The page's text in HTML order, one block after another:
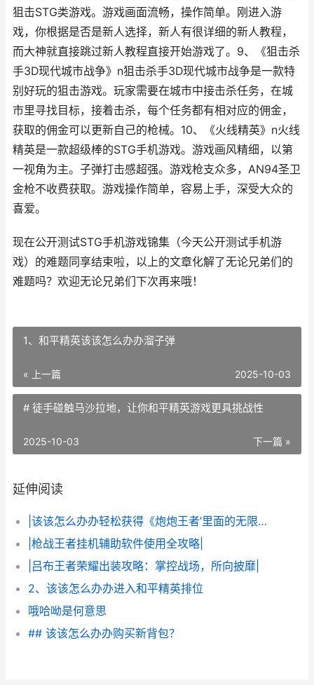
狙击STG类游戏。游戏画面流畅，操作简单。刚进入游
戏，你根据是否是新人选择，新人有很详细的新人教程，
而大神就直接跳过新人教程直接开始游戏了。9、《狙击杀
手3D现代城市战争》n狙击杀手3D现代城市战争是一款特
别好玩的狙击游戏。玩家需要在城市中接击杀任务，在城
市里寻找目标，接着击杀，每个任务都有相对应的佣金，
获取的佣金可以更新自己的枪械。10、《火线精英》n火线
精英是一款超级棒的STG手机游戏。游戏画风精细，以第
一视角为主。子弹打击感超强。游戏枪支众多，AN94圣卫
金枪不收费获取。游戏操作简单，容易上手，深受大众的
喜爱。
现在公开测试STG手机游戏锦集（今天公开测试手机游
戏）的难题同享结束啦，以上的文章化解了无论兄弟们的
难题吗？欢迎无论兄弟们下次再来哦！
1、和平精英该该怎么办办溜子弹
« 上一篇 2025-10-03
# 徒手碰触马沙拉地，让你和平精英游戏更具挑战性
下一篇 »
2025-10-03
延伸阅读
|该该怎么办办轻松获得《炮炮王者’里面的无限金币和星星|
|枪战王者挂机辅助软件使用全攻略|
|吕布王者荣耀出装攻略：掌控战场，所向披靡|
2、该该怎么办办进入和平精英排位
哦哈呦是何意思
## 该该怎么办办购买新背包？